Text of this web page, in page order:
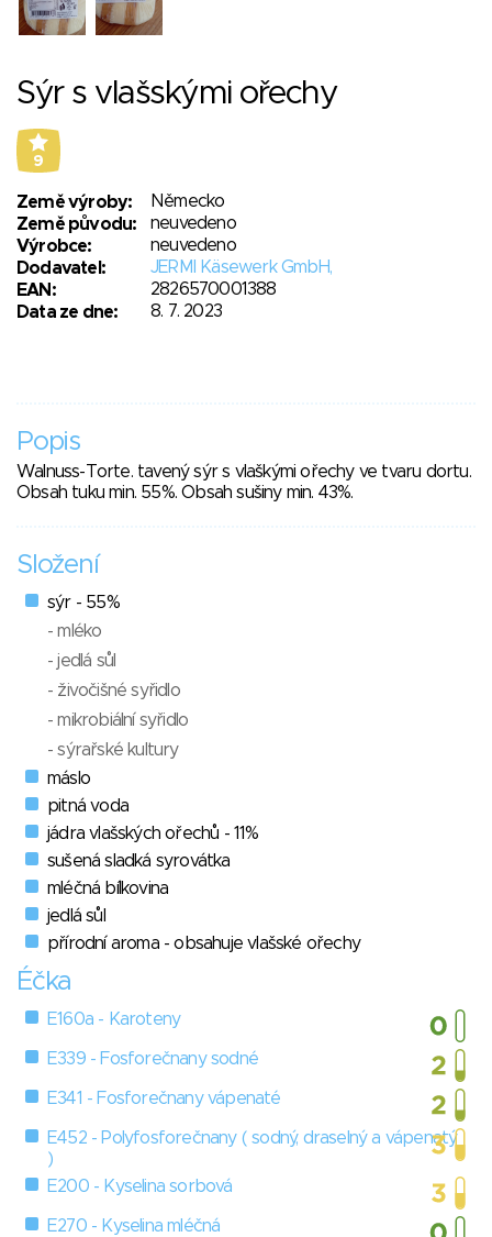
Sýr s vlašskými ořechy
9
Země výroby:
Německo
Země původu:
neuvedeno
Výrobce:
neuvedeno
Dodavatel:
JERMI Käsewerk GmbH,
EAN:
2826570001388
Data ze dne:
8. 7. 2023
Popis
Walnuss-Torte. tavený sýr s vlaškými ořechy ve tvaru dortu.
Obsah tuku min. 55%. Obsah sušiny min. 43%.
Složení
sýr - 55%
- mléko
- jedlá sůl
- živočišné syřidlo
- mikrobiální syřidlo
- sýrařské kultury
máslo
pitná voda
jádra vlašských ořechů - 11%
sušená sladká syrovátka
mléčná bílkovina
jedlá sůl
přírodní aroma - obsahuje vlašské ořechy
Éčka
E160a - Karoteny
E339 - Fosforečnany sodné
E341 - Fosforečnany vápenaté
E452 - Polyfosforečnany ( sodný, draselný a vápenatý
)
E200 - Kyselina sorbová
E270 - Kyselina mléčná